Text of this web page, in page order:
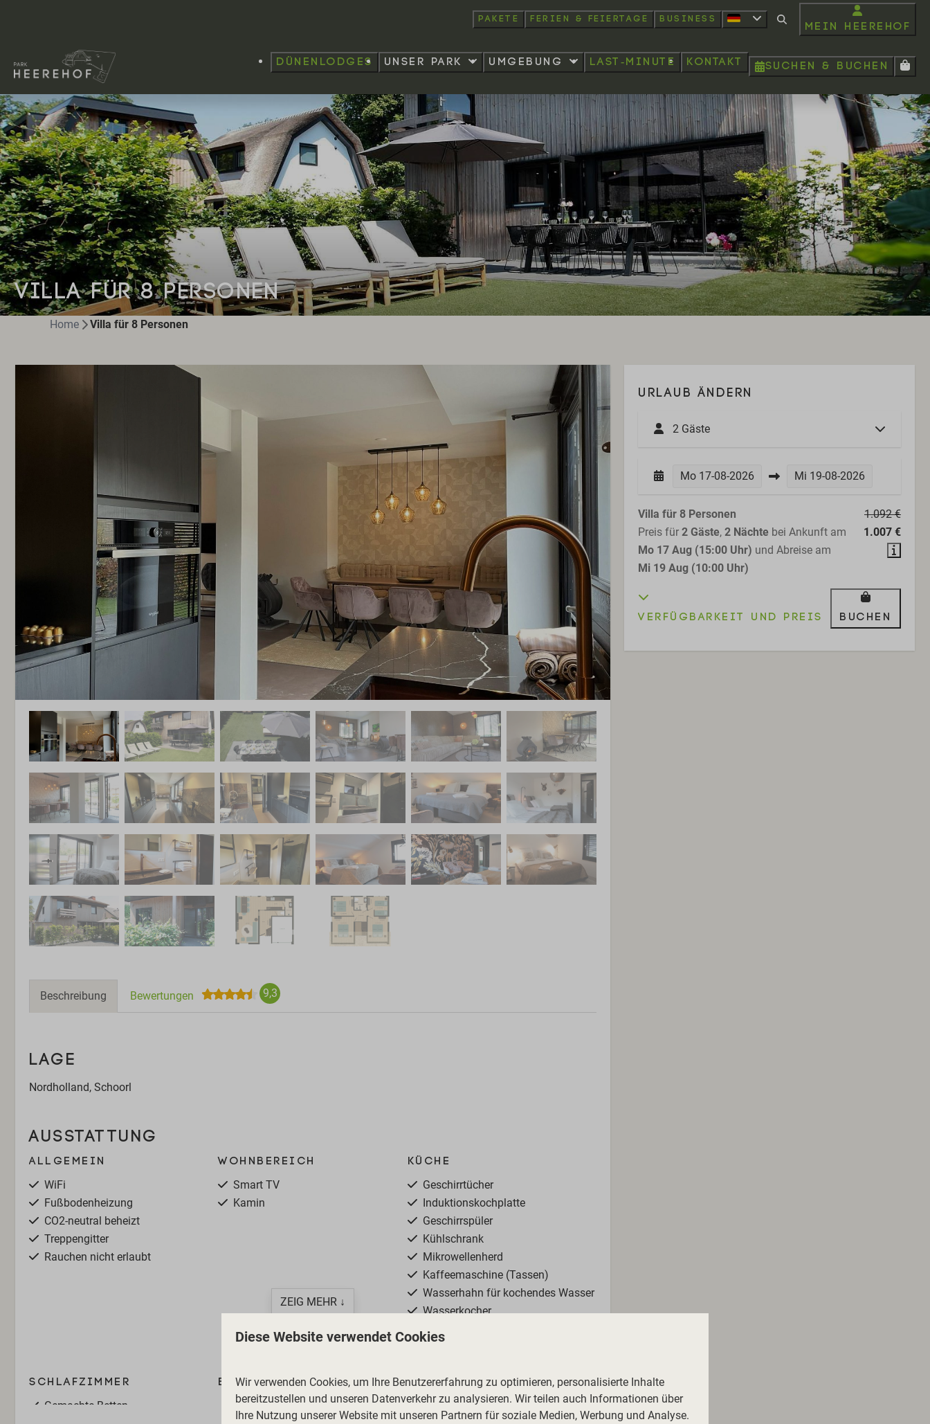
Pakete Ferien & Feiertage Business
Mein Heerehof
Dünenlodges Unser Park Umgebung last-minute Kontakt Suchen & Buchen
VILLA FÜR 8 PERSONEN
Home Villa für 8 Personen
Beschreibung Bewertungen 9,3
LAGE
Nordholland, Schoorl
AUSSTATTUNG
Allgemein
WiFi
Fußbodenheizung
CO2-neutral beheizt
Treppengitter
Rauchen nicht erlaubt
Wohnbereich
Smart TV
Kamin
Küche
Geschirrtücher
Induktionskochplatte
Geschirrspüler
Kühlschrank
Mikrowellenherd
Kaffeemaschine (Tassen)
Wasserhahn für kochendes Wasser
Wasserkocher
Toaster
Schlafzimmer
Gemachte Betten
Badezimmer
Haartrockner
Außenbereich
Gartenmöbel
ZEIG MEHR ↓
URLAUB ÄNDERN
2 Gäste
Mo 17-08-2026 Mi 19-08-2026
1.092 €
1.007 €
Villa für 8 Personen
Preis für 2 Gäste, 2 Nächte bei Ankunft am
Mo 17 Aug (15:00 Uhr) und Abreise am
Mi 19 Aug (10:00 Uhr)
Verfügbarkeit und Preis Buchen
Diese Website verwendet Cookies
Wir verwenden Cookies, um Ihre Benutzererfahrung zu optimieren, personalisierte Inhalte
bereitzustellen und unseren Datenverkehr zu analysieren. Wir teilen auch Informationen über
Ihre Nutzung unserer Website mit unseren Partnern für soziale Medien, Werbung und Analyse.